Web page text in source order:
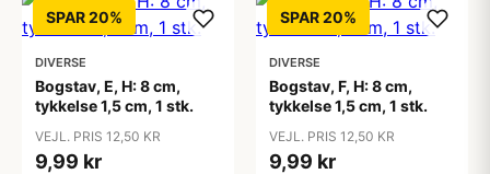
SPAR 20%
DIVERSE
Bogstav, E, H: 8 cm,
tykkelse 1,5 cm, 1 stk.
VEJL. PRIS 12,50 KR
9,99 kr
SPAR 20%
DIVERSE
Bogstav, F, H: 8 cm,
tykkelse 1,5 cm, 1 stk.
VEJL. PRIS 12,50 KR
9,99 kr